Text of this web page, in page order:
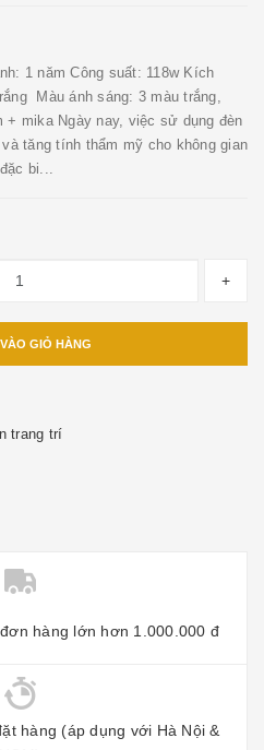
1 năm Công suất: 118w Kích
Màu ánh sáng: 3 màu trắng,
+ mika Ngày nay, việc sử dụng đèn
tăng tính thẩm mỹ cho không gian
bi...
+
GIỎ HÀNG
trang trí
hàng lớn hơn 1.000.000 đ
hàng (áp dụng với Hà Nội &